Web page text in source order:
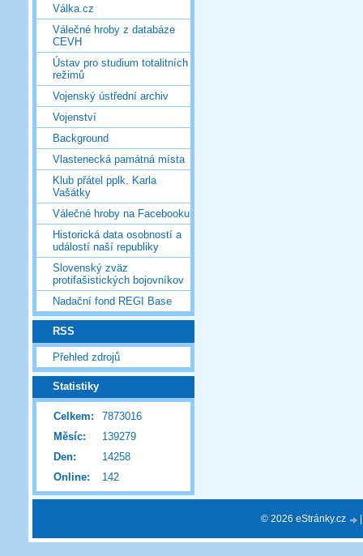
Válka.cz
Válečné hroby z databáze
CEVH
Ústav pro studium totalitních
režimů
Vojenský ústřední archiv
Vojenství
Background
Vlastenecká památná místa
Klub přátel pplk. Karla
Vašátky
Válečné hroby na Facebooku
Historická data osobností a
událostí naší republiky
Slovenský zväz
protifašistických bojovníkov
Nadační fond REGI Base
RSS
Přehled zdrojů
Statistiky
Online: 142
Celkem:
7873016
Měsíc:
139279
Den:
14258
© 2026 eStránky.cz